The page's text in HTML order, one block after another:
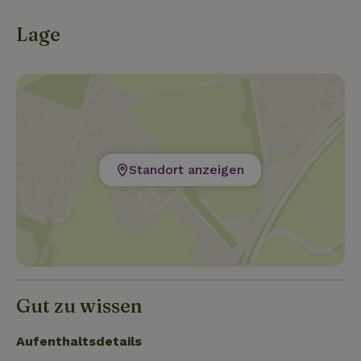
Lage
Standort anzeigen
Gut zu wissen
Aufenthaltsdetails